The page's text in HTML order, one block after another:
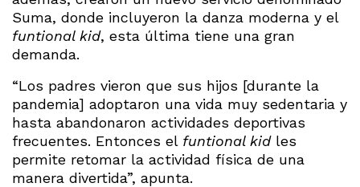
Suma, donde incluyeron la danza moderna y el
funtional kid, esta última tiene una gran
demanda.
“Los padres vieron que sus hijos [durante la
pandemia] adoptaron una vida muy sedentaria y
hasta abandonaron actividades deportivas
frecuentes. Entonces el funtional kidles
permite retomar la actividad física de una
manera divertida”, apunta.